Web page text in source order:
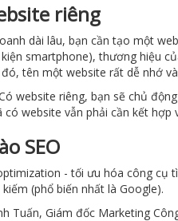
riêng
dài lâu, bạn cần tạo một
smartphone), thương hiệu
tên một website rất dễ nhớ
website riêng, bạn sẽ chủ
có website vẫn phải cần kết
SEO
- tối ưu hóa công
(phổ biến nhất là Google).
Tuấn, Giám đốc Marketing